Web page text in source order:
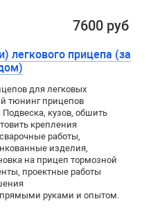
7600 руб
легкового прицепа (за
для легковых
тюнинг прицепов
кузов, обшить
крепления
работы,
изделия,
на прицеп тормозной
проектные работы
руками и опытом.